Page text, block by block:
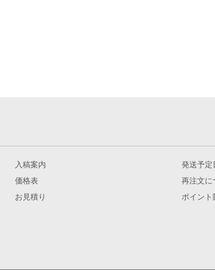
入稿案内
価格表
お見積り
発送予定
再注文に
ポイント